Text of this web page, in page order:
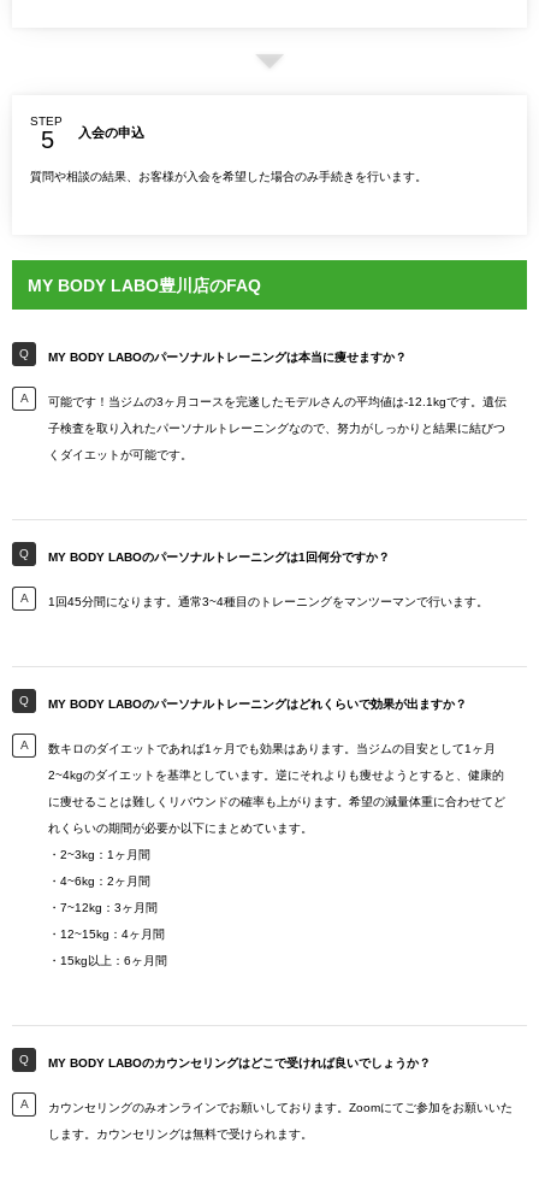
STEP
入会の申込
質問や相談の結果、お客様が入会を希望した場合のみ手続きを行います。
MY BODY LABO豊川店のFAQ
MY BODY LABOのパーソナルトレーニングは本当に痩せますか？
可能です！当ジムの3ヶ月コースを完遂したモデルさんの平均値は-12.1kgです。遺伝
子検査を取り入れたパーソナルトレーニングなので、努力がしっかりと結果に結びつ
くダイエットが可能です。
MY BODY LABOのパーソナルトレーニングは1回何分ですか？
1回45分間になります。通常3~4種目のトレーニングをマンツーマンで行います。
MY BODY LABOのパーソナルトレーニングはどれくらいで効果が出ますか？
数キロのダイエットであれば1ヶ月でも効果はあります。当ジムの目安として1ヶ月
2~4kgのダイエットを基準としています。逆にそれよりも痩せようとすると、健康的
に痩せることは難しくリバウンドの確率も上がります。希望の減量体重に合わせてど
れくらいの期間が必要か以下にまとめています。
・2~3kg：1ヶ月間
・4~6kg：2ヶ月間
・7~12kg：3ヶ月間
・12~15kg：4ヶ月間
・15kg以上：6ヶ月間
MY BODY LABOのカウンセリングはどこで受ければ良いでしょうか？
カウンセリングのみオンラインでお願いしております。Zoomにてご参加をお願いいた
します。カウンセリングは無料で受けられます。